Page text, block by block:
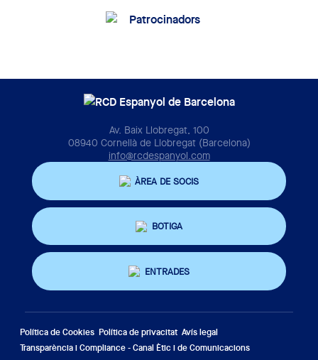
Av. Baix Llobregat, 100
08940 Cornellà de Llobregat (Barcelona)
info@rcdespanyol.com
ÀREA DE SOCIS
BOTIGA
ENTRADES
Política de Cookies Política de privacitat Avís legal
Transparència i Compliance - Canal Ètic i de Comunicacions